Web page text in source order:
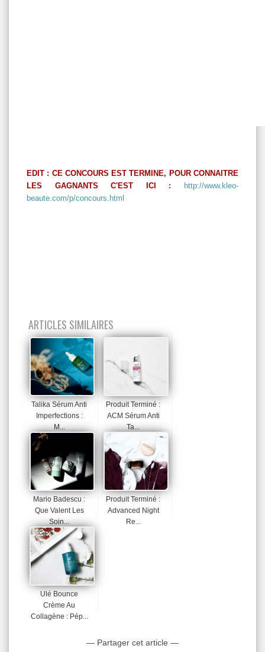
EDIT : CE CONCOURS EST TERMINE, POUR CONNAITRE
LES GAGNANTS C'EST ICI :
http://www.kleo-
beaute.com/p/concours.html
ARTICLES SIMILAIRES
Talika Sérum Anti
Imperfections :
M...
Produit Terminé :
ACM Sérum Anti
Ta...
Mario Badescu :
Que Valent Les
Soin...
Produit Terminé :
Advanced Night
Re...
Ulé Bounce
Crème Au
Collagène : Pép...
— Partager cet article —